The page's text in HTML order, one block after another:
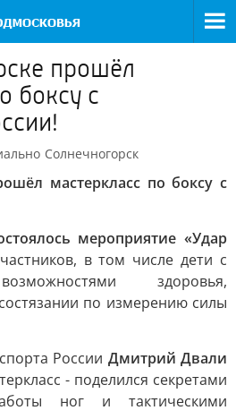
прошёл
боксу с
Солнечногорск
мастеркласс по боксу с
мероприятие «Удар
в том числе дети с
здоровья,
по измерению силы
России Дмитрий Двали
- поделился секретами
ног и тактическими